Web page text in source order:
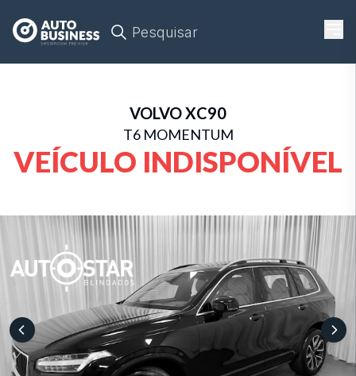
Pesquisar
VOLVOXC90
T6 MOMENTUM
VEÍCULO INDISPONÍVEL